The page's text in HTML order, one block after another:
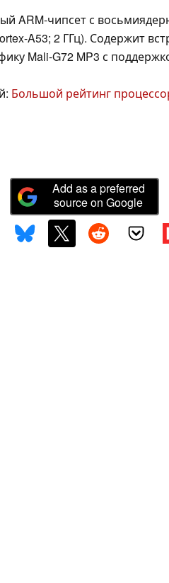
ARM-чипсет с
A53; 2 ГГц). Содержит
Mali-G72 MP3 с
Большой рейтинг
Add as a preferred
source on Google